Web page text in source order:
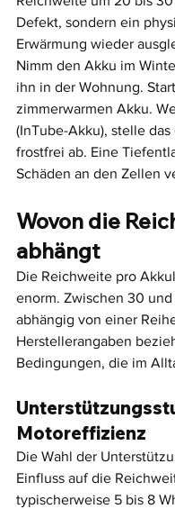
Defekt, sondern ein
Erwärmung wieder
Nimm den Akku im
ihn in der Wohnung.
zimmerwarmen Akku.
(InTube-Akku), stelle
frostfrei ab. Eine
Schäden an den Zellen
Wovon die
abhängt
Die Reichweite pro
enorm. Zwischen 30
abhängig von einer
Herstellerangaben
Bedingungen, die im
Motoreffizienz
Die Wahl der
Einfluss auf die
typischerweise 5 bis 8